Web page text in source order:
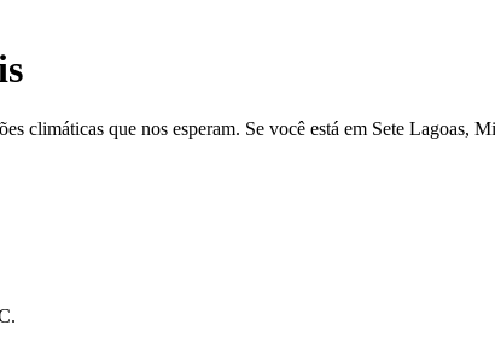
climáticas que nos esperam. Se você está em Sete Lagoas,